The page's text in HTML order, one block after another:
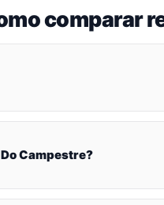
comparar
Campestre?